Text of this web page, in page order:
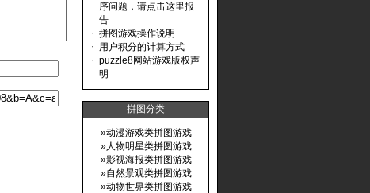
序问题，请点击这里报
告
· 拼图游戏操作说明
· 用户积分的计算方式
· puzzle8网站游戏版权声
明
拼图分类
»动漫游戏类拼图游戏
»人物明星类拼图游戏
»影视海报类拼图游戏
»自然景观类拼图游戏
»动物世界类拼图游戏